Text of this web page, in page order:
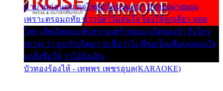
มาบานก่อนตูม ดุจไฟสุมร้อนรุมอุรา บัวทองผ่ายผอม
เพราะตรอมฤทัย ข้าวปลาไม่สนใจ ร้องไห้ลูกเดียว หยุด
โศก เสียเถิดทอง พักความเศร้าหมอง เถิดทองจ๋า ถึงใคร
เขาจะว่า ลูกเจ้าเกิดมา จะชื่อว่าไง พี่ขอเป็นเพื่อนปลอบใจ
จะตั้งชื่อให้ ว่าไอ้บังเอิญ
บัวทองร้องไห้ - เทพพร เพชรอุบล(KARAOKE)